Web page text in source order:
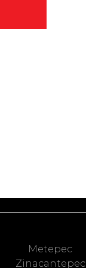
Metepec
Zinacantepec